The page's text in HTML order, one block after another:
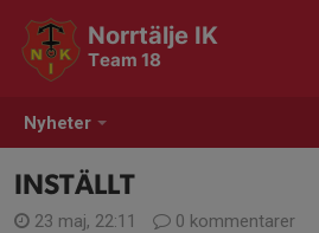
Nyheter
Norrtälje IK
Team 18
INSTÄLLT
23 maj, 22:11 0 kommentarer